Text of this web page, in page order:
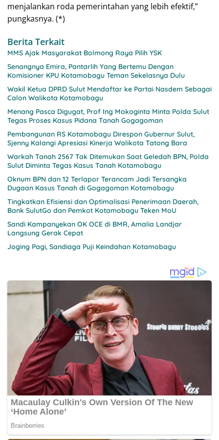
menjalankan roda pemerintahan yang lebih efektif,”
pungkasnya. (*)
Berita Terkait
MMS Ajak Masyarakat Bolmong Raya Pilih YSK
Senangnya Emira, Pantarlih Yang Bertemu Dengan
Komisioner KPU Kotamobagu Teman Sekelasnya Dulu
Wakil Ketua DPRD Sulut Mendaftar ke Partai Nasdem Sebagai
Calon Walikota Kotamobagu
Menang Pasca Digugat, Prof Ing Mokoginta Minta Polda Sulut
Tegas Proses Kasus Pidana Tanah Gogagoman
Pembangunan RS Kotamobagu Direspon Gubernur Sulut,
Sjenny Kalangi Apresiasi Kinerja Walikota Tatong Bara
Warkah Tanah 2567 Tak Ditemukan Saat Geledah BPN, Polda
Sulut Diminta Tegas Kasus Tanah Kotamobagu
Oknum BPN dan 12 Terlapor Terancam Jadi Tersangka
Dugaan Kasus Tanah di Gogagoman Kotamobagu
Tingkatkan Efisiensi dan Optimalisasi Penerimaan Daerah,
Bank SulutGo dan Pemkot Kotamobagu Teken MoU
Sandi Kampanyekan OK OCE di BMR, Amalia Landjar
Langsung Gerak Cepat
Joging Pagi, Sandiaga Puji Keindahan Kotamobagu